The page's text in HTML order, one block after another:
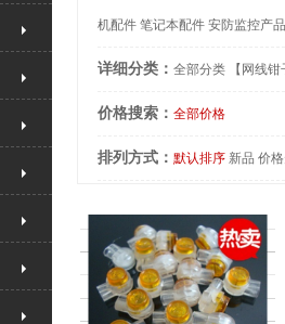
机配件 笔记本配件 安防监控产品
详细分类： 全部分类 【网线
价格搜索： 全部价格
排列方式： 默认排序 新品 价